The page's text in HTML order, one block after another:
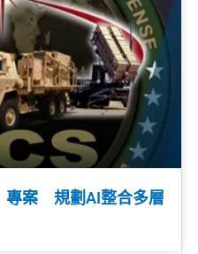
專案 規劃AI整合多層